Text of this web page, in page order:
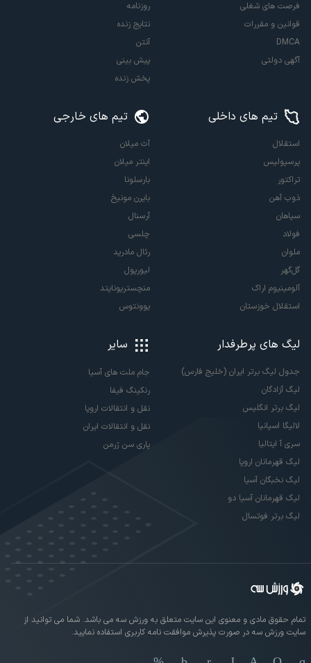
فرصت های شغلی
قوانین و مقررات
DMCA
آگهی دولتی
روزنامه
نتایج زنده
آنتن
پیش بینی
پخش زنده
تیم های داخلی
استقلال
پرسپولیس
تراکتور
ذوب آهن
سپاهان
فولاد
ملوان
گل‌گهر
آلومینیوم اراک
استقلال خوزستان
تیم های خارجی
آث میلان
اینتر میلان
بارسلونا
بایرن مونیخ
آرسنال
چلسی
رئال مادرید
لیورپول
منچستریونایتد
یوونتوس
لیگ های پرطرفدار
جدول لیگ برتر ایران (خلیج فارس)
لیگ آزادگان
لیگ برتر انگلیس
لالیگا اسپانیا
سری آ ایتالیا
لیگ قهرمانان اروپا
لیگ نخبگان آسیا
لیگ قهرمانان آسیا دو
لیگ برتر فوتسال
سایر
جام ملت های آسیا
رنکینگ فیفا
نقل و انتقالات اروپا
نقل و انتقالات ایران
پاری سن ژرمن
تمام حقوق مادی و معنوی این سایت متعلق به ورزش سه می باشد. شما می توانید از
سایت ورزش سه در صورت پذیرش موافقت نامه کاربری استفاده نمایید.